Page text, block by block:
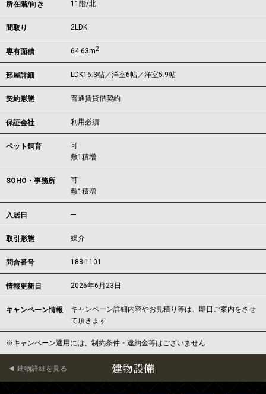
所在階/向き 11階/北
間取り 2LDK
専有面積 64.63m2
部屋詳細 LDK16.3帖／洋室6帖／洋室5.9帖
契約形態 普通賃貸借契約
保証会社 利用必須
ペット飼育
可
敷1積増
SOHO・事務所
可
敷1積増
入居日 ---
取引形態 媒介
問合番号 188-1101
情報更新日 2026年6月23日
キャンペーン情報
キャンペーン詳細内容やお見積り等は、即日ご案内をさせ
て頂きます
※キャンペーン適用には、制約条件・違約金等はございません
建物設備
建物詳細を見る